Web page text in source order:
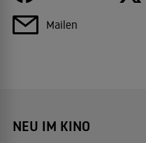
Mailen
NEU IM KINO